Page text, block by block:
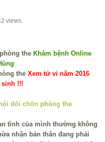
views
Khám bệnh Online
Xem tử vi năm 2016
sinh !!!
tình của mình thường không
nhận bản thân đang phải